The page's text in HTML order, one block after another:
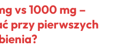
vs 1000 mg –
przy pierwszych